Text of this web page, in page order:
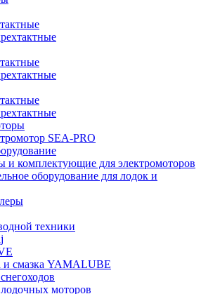
SEA-PRO
и комплектующие для электромоторов
оборудование для лодок и
техники
смазка YAMALUBE
моторов